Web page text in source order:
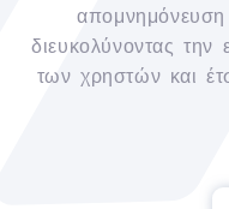
διευκολύνοντας
των χρηστών και